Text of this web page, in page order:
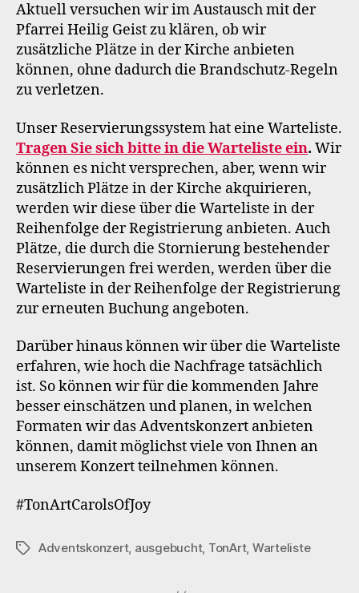
Aktuell versuchen wir im Austausch mit der
Pfarrei Heilig Geist zu klären, ob wir
zusätzliche Plätze in der Kirche anbieten
können, ohne dadurch die Brandschutz-Regeln
zu verletzen.
Unser Reservierungssystem hat eine Warteliste.
Tragen Sie sich bitte in die Warteliste ein. Wir
können es nicht versprechen, aber, wenn wir
zusätzlich Plätze in der Kirche akquirieren,
werden wir diese über die Warteliste in der
Reihenfolge der Registrierung anbieten. Auch
Plätze, die durch die Stornierung bestehender
Reservierungen frei werden, werden über die
Warteliste in der Reihenfolge der Registrierung
zur erneuten Buchung angeboten.
Darüber hinaus können wir über die Warteliste
erfahren, wie hoch die Nachfrage tatsächlich
ist. So können wir für die kommenden Jahre
besser einschätzen und planen, in welchen
Formaten wir das Adventskonzert anbieten
können, damit möglichst viele von Ihnen an
unserem Konzert teilnehmen können.
#TonArtCarolsOfJoy
Schlagwörter
Adventskonzert, ausgebucht, TonArt, Warteliste